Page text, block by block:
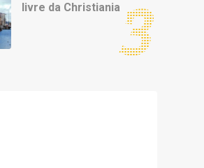
livre da Christiania